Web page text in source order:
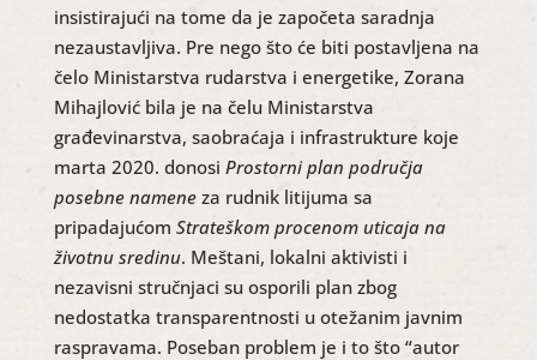
insistirajući na tome da je započeta saradnja
nezaustavljiva. Pre nego što će biti postavljena na
čelo Ministarstva rudarstva i energetike, Zorana
Mihajlović bila je na čelu Ministarstva
građevinarstva, saobraćaja i infrastrukture koje
marta 2020. donosi Prostorni plan područja
posebne nameneza rudnik litijuma sa
pripadajućom Strateškom procenom uticaja na
životnu sredinu. Meštani, lokalni aktivisti i
nezavisni stručnjaci su osporili plan zbog
nedostatka transparentnosti u otežanim javnim
raspravama. Poseban problem je i to što “autor